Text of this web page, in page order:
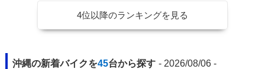
4位以降のランキングを見る
沖縄の新着バイクを45台から探す - 2026/08/06 -